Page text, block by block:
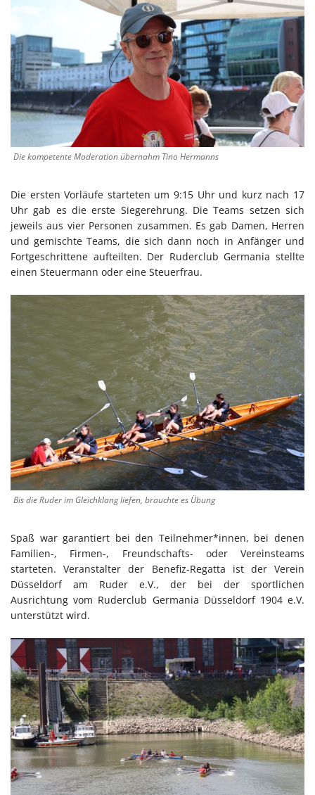
Die kompetente Moderation übernahm Tino Hermanns
Die ersten Vorläufe starteten um 9:15 Uhr und kurz nach 17
Uhr gab es die erste Siegerehrung. Die Teams setzen sich
jeweils aus vier Personen zusammen. Es gab Damen, Herren
und gemischte Teams, die sich dann noch in Anfänger und
Fortgeschrittene aufteilten. Der Ruderclub Germania stellte
einen Steuermann oder eine Steuerfrau.
Bis die Ruder im Gleichklang liefen, brauchte es Übung
Spaß war garantiert bei den Teilnehmer*innen, bei denen
Familien-, Firmen-, Freundschafts- oder Vereinsteams
starteten. Veranstalter der Benefiz-Regatta ist der Verein
Düsseldorf am Ruder e.V., der bei der sportlichen
Ausrichtung vom Ruderclub Germania Düsseldorf 1904 e.V.
unterstützt wird.